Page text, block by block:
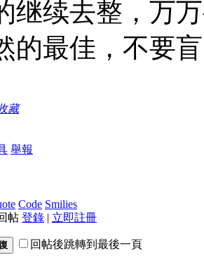
继续去整，万
的最佳，不要
藏
舉報
Code Smilies
帖 登錄 | 立即註冊
回帖後跳轉到最後一頁